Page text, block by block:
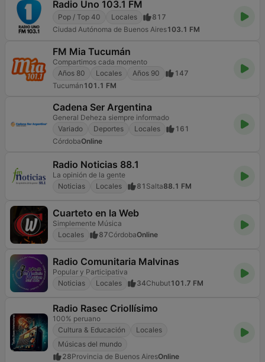
Radio Uno 103.1 FM
Pop / Top 40 Locales
817
Ciudad Autónoma de Buenos Aires103.1 FM
FM Mia Tucumán
Compartimos cada momento
Años 80
Locales Años 90
147
Tucumán 101.1 FM
Cadena Ser Argentina
General Deheza siempre informado
Variado
Deportes Locales
161
CórdobaOnline
Radio Noticias 88.1
La opinión de la gente
Noticias
Locales 81 Salta88.1 FM
Cuarteto en la Web
Simplemente Música
Locales
87CórdobaOnline
Radio Comunitaria Malvinas
Popular y Participativa
Noticias
Locales 34Chubut101.7 FM
Radio Rasec Criollísimo
100% peruano
Cultura & Educación
Locales
Músicas del mundo
28Provincia de Buenos AiresOnline